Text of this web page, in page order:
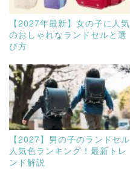
【2027年最新】女の子に人気
のおしゃれなランドセルと選
び方
【2027】男の子のランドセル
人気色ランキング！最新トレ
ンド解説